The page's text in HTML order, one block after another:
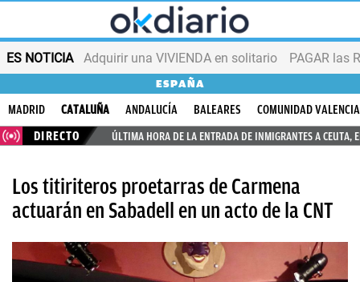
ES NOTICIA Adquirir una VIVIENDA en solitario PAGAR las
ESPAÑA
MADRID CATALUÑA ANDALUCÍA BALEARES
COMUNIDAD
DIRECTO
ÚLTIMA HORA DE LA ENTRADA DE INMIGRANTES A CEUTA,
Los titiriteros proetarras de Carmena
actuarán en Sabadell en un acto de la CNT